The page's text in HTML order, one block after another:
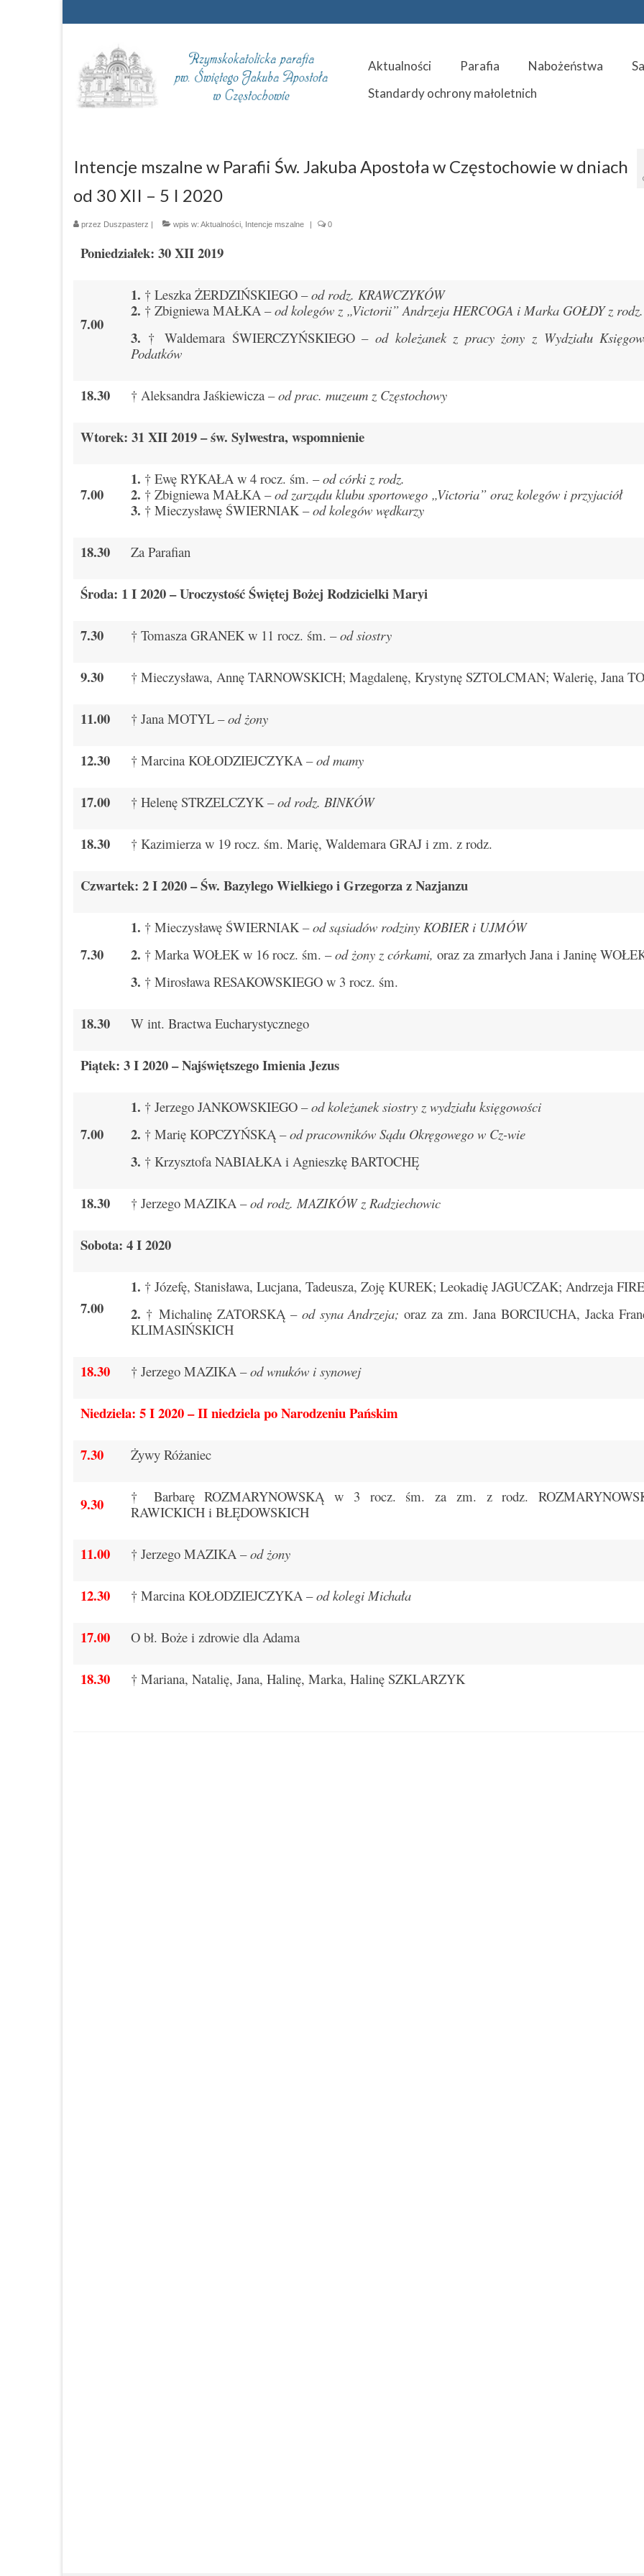
Aktualności Parafia Nabożeństwa
Standardy ochrony małoletnich
Intencje mszalne w Parafii Św. Jakuba Apostoła w Częstochowie w dniach
od 30 XII – 5 I 2020
przez Duszpasterz wpis w: Aktualności Intencje mszalne 0
Poniedziałek: 30 XII 2019
7.00
1. † Leszka ŻERDZIŃSKIEGO –od rodz. KRAWCZYKÓW
2. † Zbigniewa MAŁKA –od kolegów z „Victorii” Andrzeja HERCOGA i Marka GOŁDY z rodz.
3. † Waldemara ŚWIERCZYŃSKIEGO – od koleżanek z pracy żony z Wydziału
Podatków
18.30 † Aleksandra Jaśkiewicza –od prac. muzeum z Częstochowy
Wtorek: 31 XII 2019 – św. Sylwestra, wspomnienie
7.00
1. † Ewę RYKAŁA w 4 rocz. śm. –od córki z rodz.
2. † Zbigniewa MAŁKA –od zarządu klubu sportowego „Victoria” oraz kolegów i przyjaciół
3. † Mieczysławę ŚWIERNIAK –od kolegów wędkarzy
18.30 Za Parafian
Środa: 1 I 2020 – Uroczystość Świętej Bożej Rodzicielki Maryi
7.30 † Tomasza GRANEK w 11 rocz. śm. –od siostry
9.30 † Mieczysława, Annę TARNOWSKICH; Magdalenę, Krystynę SZTOLCMAN; Walerię, Jana
11.00 † Jana MOTYL –od żony
12.30 † Marcina KOŁODZIEJCZYKA – od mamy
17.00 † Helenę STRZELCZYK –od rodz. BINKÓW
18.30 † Kazimierza w 19 rocz. śm. Marię, Waldemara GRAJ i zm. z rodz.
Czwartek: 2 I 2020 – Św. Bazylego Wielkiego i Grzegorza z Nazjanzu
7.30
1. † Mieczysławę ŚWIERNIAK– od sąsiadów rodziny KOBIER i UJMÓW
2. † Marka WOŁEK w 16 rocz. śm. –od żony z córkami, oraz za zmarłych Jana i Janinę
3. † Mirosława RESAKOWSKIEGO w 3 rocz. śm.
18.30 W int. Bractwa Eucharystycznego
Piątek: 3 I 2020 – Najświętszego Imienia Jezus
7.00
1. † Jerzego JANKOWSKIEGO –od koleżanek siostry z wydziału księgowości
2. † Marię KOPCZYŃSKĄ –od pracowników Sądu Okręgowego w Cz-wie
3. † Krzysztofa NABIAŁKA i Agnieszkę BARTOCHĘ
18.30 † Jerzego MAZIKA –od rodz. MAZIKÓW z Radziechowic
Sobota: 4 I 2020
7.00
1. † Józefę, Stanisława, Lucjana, Tadeusza, Zoję KUREK; Leokadię JAGUCZAK; Andrzeja
2. † Michalinę ZATORSKĄ – od syna Andrzeja;oraz za zm. Jana BORCIUCHA, Jacka
KLIMASIŃSKICH
18.30 † Jerzego MAZIKA –od wnuków i synowej
Niedziela: 5 I 2020 – II niedziela po Narodzeniu Pańskim
7.30 Żywy Różaniec
9.30
† Barbarę ROZMARYNOWSKĄ w 3 rocz. śm. za zm. z rodz.
RAWICKICH i BŁĘDOWSKICH
11.00 † Jerzego MAZIKA –od żony
12.30 † Marcina KOŁODZIEJCZYKA –od kolegi Michała
17.00 O bł. Boże i zdrowie dla Adama
18.30 † Mariana, Natalię, Jana, Halinę, Marka, Halinę SZKLARZYK